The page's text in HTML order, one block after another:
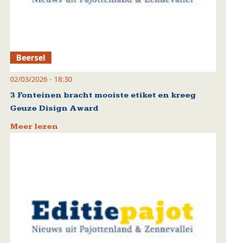
Beersel
02/03/2026 - 18:30
3 Fonteinen bracht mooiste etiket en kreeg
Geuze Disign Award
Meer lezen